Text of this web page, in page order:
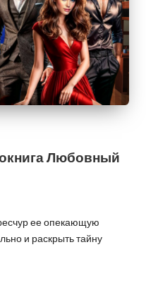
Любовный
ее опекающую
и раскрыть тайну